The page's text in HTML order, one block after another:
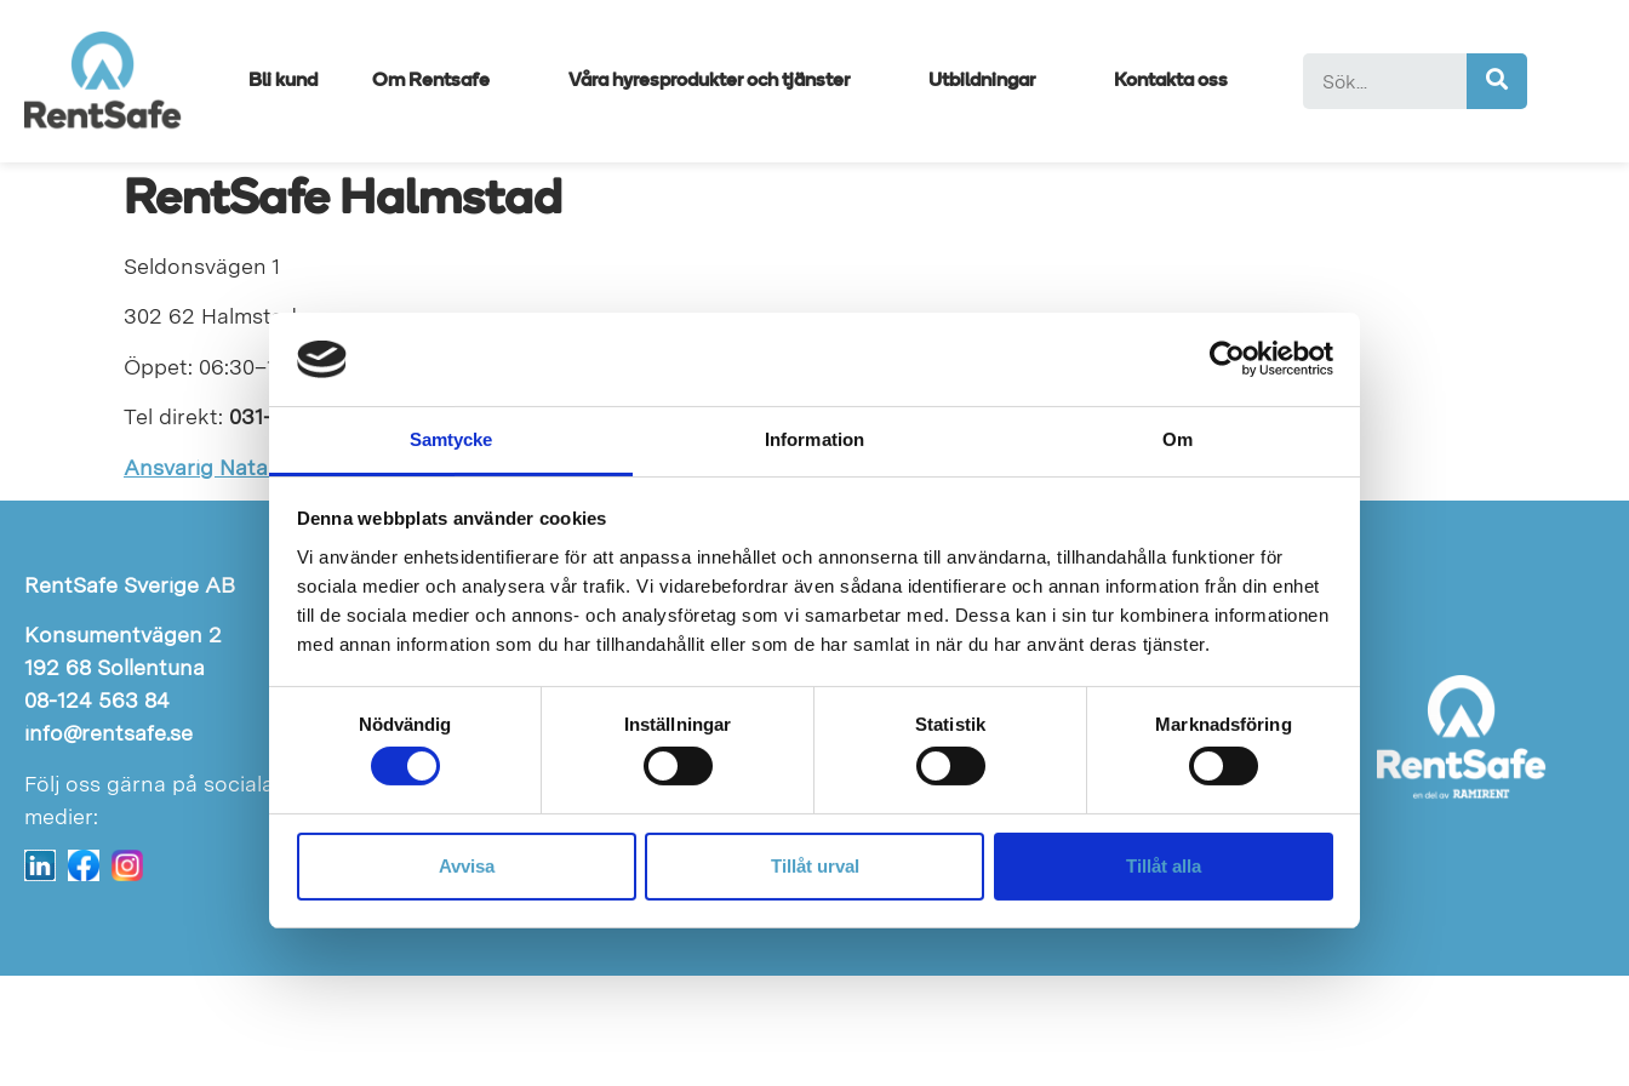
Samtycke Information Om
Denna webbplats använder cookies
Vi använder enhetsidentifierare för att anpassa innehållet och annonserna till användarna, tillhandahålla funktioner för
sociala medier och analysera vår trafik. Vi vidarebefordrar även sådana identifierare och annan information från din enhet
till de sociala medier och annons- och analysföretag som vi samarbetar med. Dessa kan i sin tur kombinera informationen
med annan information som du har tillhandahållit eller som de har samlat in när du har använt deras tjänster.
Nödvändig
Inställningar Statistik Marknadsföring
Avvisa Tillåt urval Tillåt alla
Bli kund Om Rentsafe Våra hyresprodukter och tjänster Utbildningar Kontakta oss
RentSafe Halmstad
Seldonsvägen 1
302 62 Halmstad
Öppet: 06:30–16:00
Tel direkt: 031-7930908
Ansvarig Natalie Henriksson
RentSafe Sverige AB
Konsumentvägen 2
192 68 Sollentuna
08-124 563 84
info@rentsafe.se
Följ oss gärna på sociala
medier:
Hyresvillkor Integritetspolicy